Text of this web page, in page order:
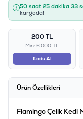
50 saat 25 dakika 33
kargoda!
200 TL
Min: 6.000 TL
Kodu Al
Ürün Özellikleri
Flamingo Çelik Kedi